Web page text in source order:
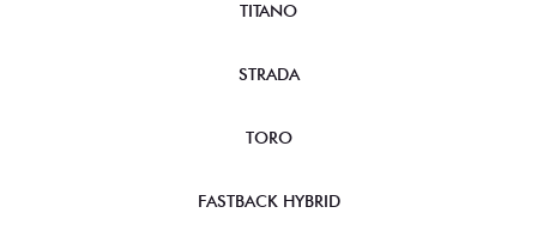
TITANO
STRADA
TORO
FASTBACK HYBRID